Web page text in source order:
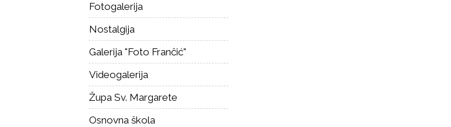
Fotogalerija
Nostalgija
Galerija "Foto Frančić"
Videogalerija
Župa Sv. Margarete
Osnovna škola